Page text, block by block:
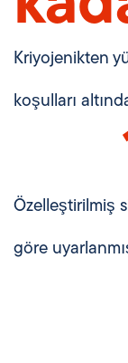
Kriyojenikten
koşulları
Özelleştirilmiş
göre